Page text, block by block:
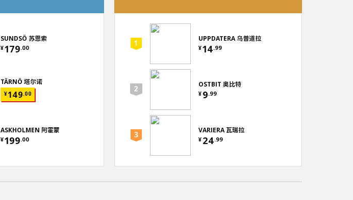
SUNDSÖ 苏恩索
¥179.00
TÄRNÖ 塔尔诺
¥149.00
ASKHOLMEN 阿霍蒙
¥199.00
UPPDATERA 乌普道拉
¥14.99
OSTBIT 奥比特
¥ 9.99
VARIERA 瓦瑞拉
¥ 24.99